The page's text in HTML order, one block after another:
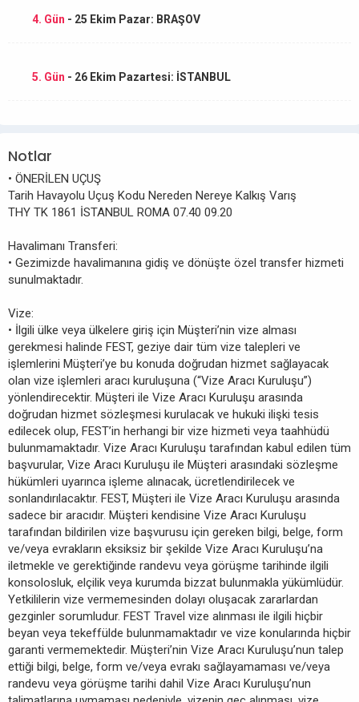
4. Gün - 25 Ekim Pazar: BRAŞOV
5. Gün - 26 Ekim Pazartesi: İSTANBUL
Notlar
• ÖNERİLEN UÇUŞ
Tarih Havayolu Uçuş Kodu Nereden Nereye Kalkış Varış
THY TK 1861 İSTANBUL ROMA 07.40 09.20
Havalimanı Transferi:
• Gezimizde havalimanına gidiş ve dönüşte özel transfer hizmeti
sunulmaktadır.
Vize:
• İlgili ülke veya ülkelere giriş için Müşteri’nin vize alması
gerekmesi halinde FEST, geziye dair tüm vize talepleri ve
işlemlerini Müşteri’ye bu konuda doğrudan hizmet sağlayacak
olan vize işlemleri aracı kuruluşuna (“Vize Aracı Kuruluşu”)
yönlendirecektir. Müşteri ile Vize Aracı Kuruluşu arasında
doğrudan hizmet sözleşmesi kurulacak ve hukuki ilişki tesis
edilecek olup, FEST’in herhangi bir vize hizmeti veya taahhüdü
bulunmamaktadır. Vize Aracı Kuruluşu tarafından kabul edilen tüm
başvurular, Vize Aracı Kuruluşu ile Müşteri arasındaki sözleşme
hükümleri uyarınca işleme alınacak, ücretlendirilecek ve
sonlandırılacaktır. FEST, Müşteri ile Vize Aracı Kuruluşu arasında
sadece bir aracıdır. Müşteri kendisine Vize Aracı Kuruluşu
tarafından bildirilen vize başvurusu için gereken bilgi, belge, form
ve/veya evrakların eksiksiz bir şekilde Vize Aracı Kuruluşu’na
iletmekle ve gerektiğinde randevu veya görüşme tarihinde ilgili
konsolosluk, elçilik veya kurumda bizzat bulunmakla yükümlüdür.
Yetkililerin vize vermemesinden dolayı oluşacak zararlardan
gezginler sorumludur. FEST Travel vize alınması ile ilgili hiçbir
beyan veya tekeffülde bulunmamaktadır ve vize konularında hiçbir
garanti vermemektedir. Müşteri’nin Vize Aracı Kuruluşu’nun talep
ettiği bilgi, belge, form ve/veya evrakı sağlayamaması ve/veya
randevu veya görüşme tarihi dahil Vize Aracı Kuruluşu’nun